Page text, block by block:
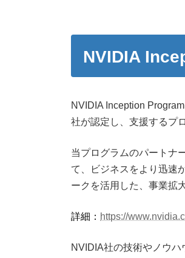
NVIDIA
NVIDIA Inception
社が認定し、支援するプ
当プログラムのパートナ
て、ビジネスをより迅速
ークを活用した、事業拡
詳細： https://
NVIDIA社の技術やノウ